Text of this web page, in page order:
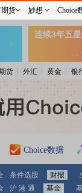
货 外汇 黄金 银
Choice数据
条件选股 财报
沪 港 通 基金
货 妙想 Choice